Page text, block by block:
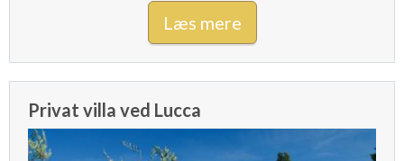
Læs mere
Privat villa ved Lucca